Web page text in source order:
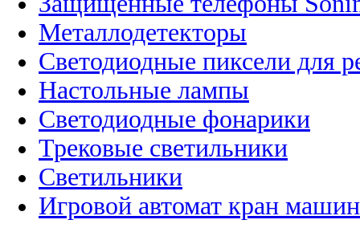
Металлодетекторы
Светодиодные пиксели для
Настольные лампы
Светодиодные фонарики
Трековые светильники
Светильники
Игровой автомат кран